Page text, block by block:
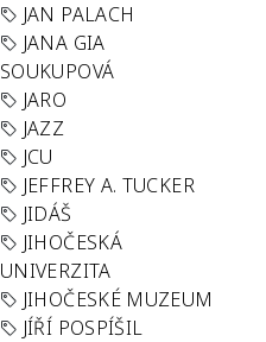
JAN PALACH
JANA GIA
SOUKUPOVÁ
JARO
JAZZ
JCU
JEFFREY A. TUCKER
JIDÁŠ
JIHOČESKÁ
UNIVERZITA
JIHOČESKÉ MUZEUM
JÍŘÍ POSPÍŠIL